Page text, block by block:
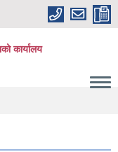
कार्यालय